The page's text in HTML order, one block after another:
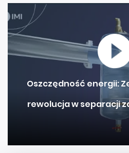
Oszczędność energii:
rewolucja w separacji